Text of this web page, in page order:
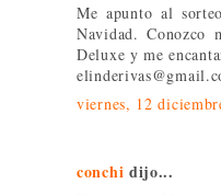
Me apunto al
Navidad. Conozco
Deluxe y me
viernes, 12
conchi dijo...